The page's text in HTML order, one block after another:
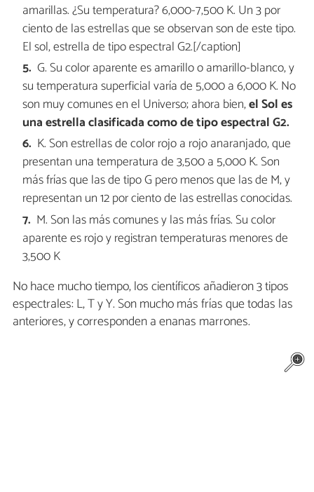
amarillas. ¿Su temperatura? 6,000-7,500 K. Un 3 por
ciento de las estrellas que se observan son de este tipo.
El sol, estrella de tipo espectral G2.[/caption]
G. Su color aparente es amarillo o amarillo-blanco, y
su temperatura superficial varía de 5,000 a 6,000 K. No
son muy comunes en el Universo; ahora bien,el Sol es
una estrella clasificada como de tipo espectral G2.
K. Son estrellas de color rojo a rojo anaranjado, que
presentan una temperatura de 3,500 a 5,000 K. Son
más frías que las de tipo G pero menos que las de M, y
representan un 12 por ciento de las estrellas conocidas.
M. Son las más comunes y las más frías. Su color
aparente es rojo y registran temperaturas menores de
3,500 K
No hace mucho tiempo, los científicos añadieron 3 tipos
espectrales: L, T y Y. Son mucho más frías que todas las
anteriores, y corresponden a enanas marrones.